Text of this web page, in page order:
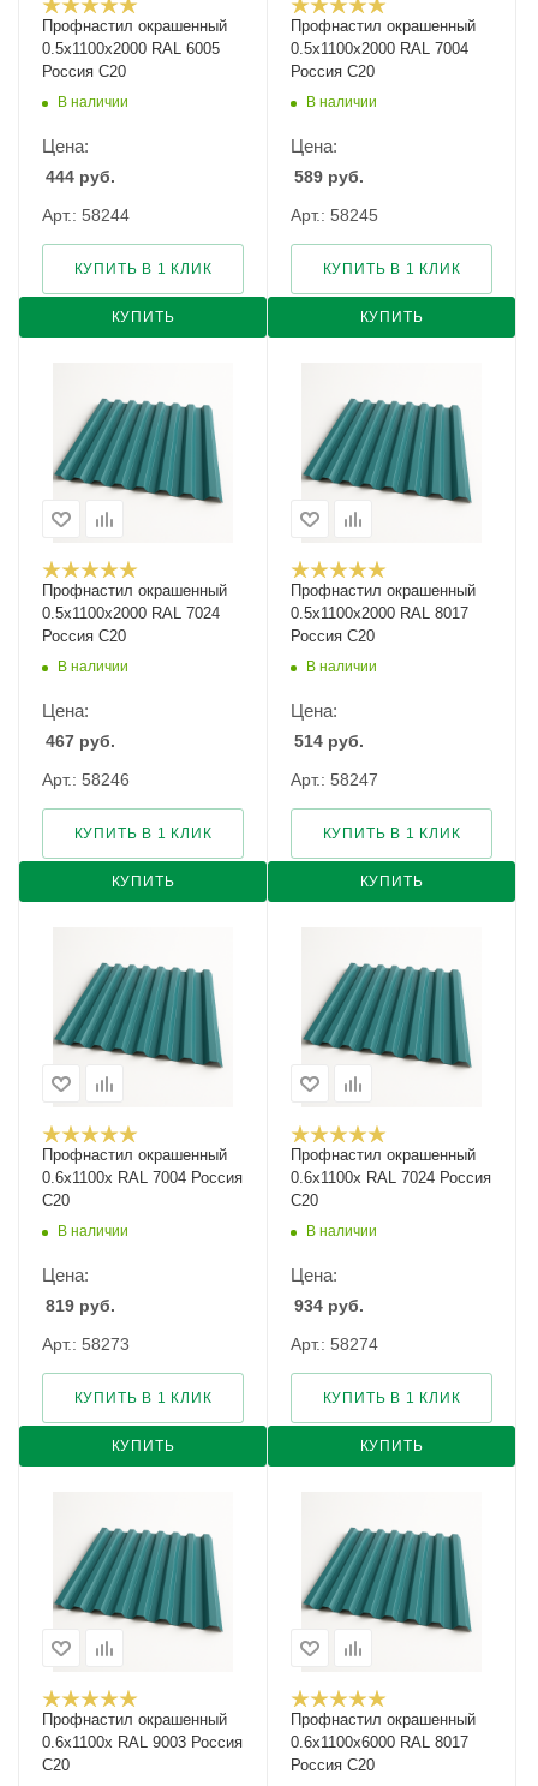
Профнастил окрашенный
0.5х1100х2000 RAL 6005
Россия С20
В наличии
Цена:
444 руб.
Арт.: 58244
КУПИТЬ
КУПИТЬ В 1 КЛИК
Профнастил окрашенный
0.5х1100х2000 RAL 7004
Россия С20
В наличии
Цена:
589 руб.
Арт.: 58245
КУПИТЬ
КУПИТЬ В 1 КЛИК
Профнастил окрашенный
0.5х1100х2000 RAL 7024
Россия С20
В наличии
Цена:
467 руб.
Арт.: 58246
КУПИТЬ
КУПИТЬ В 1 КЛИК
Профнастил окрашенный
0.5х1100х2000 RAL 8017
Россия С20
В наличии
Цена:
514 руб.
Арт.: 58247
КУПИТЬ
КУПИТЬ В 1 КЛИК
Профнастил окрашенный
0.6х1100х RAL 7004 Россия
С20
В наличии
Цена:
819 руб.
Арт.: 58273
КУПИТЬ
КУПИТЬ В 1 КЛИК
Профнастил окрашенный
0.6х1100х RAL 7024 Россия
С20
В наличии
Цена:
934 руб.
Арт.: 58274
КУПИТЬ
КУПИТЬ В 1 КЛИК
Профнастил окрашенный
0.6х1100х RAL 9003 Россия
С20
Профнастил окрашенный
0.6х1100х6000 RAL 8017
Россия С20